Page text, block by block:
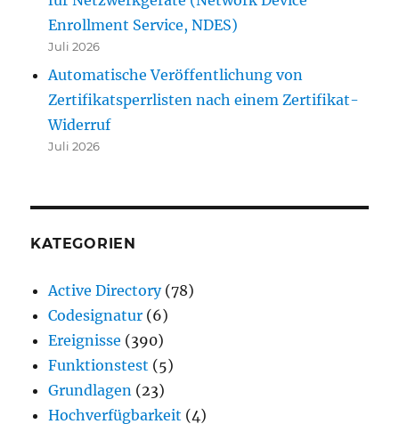
Enrollment Service, NDES)
Juli 2026
Automatische Veröffentlichung von
Zertifikatsperrlisten nach einem Zertifikat-
Widerruf
Juli 2026
KATEGORIEN
Active Directory(78)
Codesignatur (6)
Ereignisse (390)
Funktionstest (5)
Grundlagen (23)
Hochverfügbarkeit (4)